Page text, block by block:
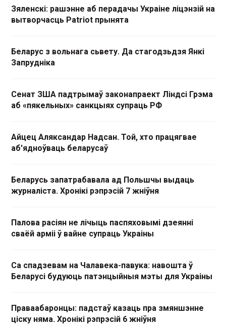
Зяленскі: рашэнне аб перадачы Украіне ліцэнзій на
вытворчасць Patriot прынята
Беларус з вольнага сьвету. Да стагодзьдзя Янкі
Запрудніка
Сенат ЗША падтрымаў законапраект Ліндсі Грэма
аб «пякельных» санкцыях супраць РФ
Айцец Аляксандар Надсан. Той, хто працягвае
аб'ядноўваць беларусаў
Беларусь запатрабавала ад Польшчы выдаць
журналіста. Хронікі рэпрэсій 7 жніўня
Палова расіян не лічыць паспяховымі дзеянні
сваёй арміі ў вайне супраць Украіны
Са спадзевам на Чалавека-павука: навошта ў
Беларусі будуюць патэнцыйныя мэты для Украіны
Праваабаронцы: падстаў казаць пра змяншэнне
ціску няма. Хронікі рэпрэсій 6 жніўня